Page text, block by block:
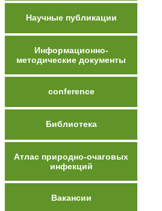
Научные публикации
Информационно-
методические документы
conference
Библиотека
Атлас природно-очаговых
инфекций
Вакансии